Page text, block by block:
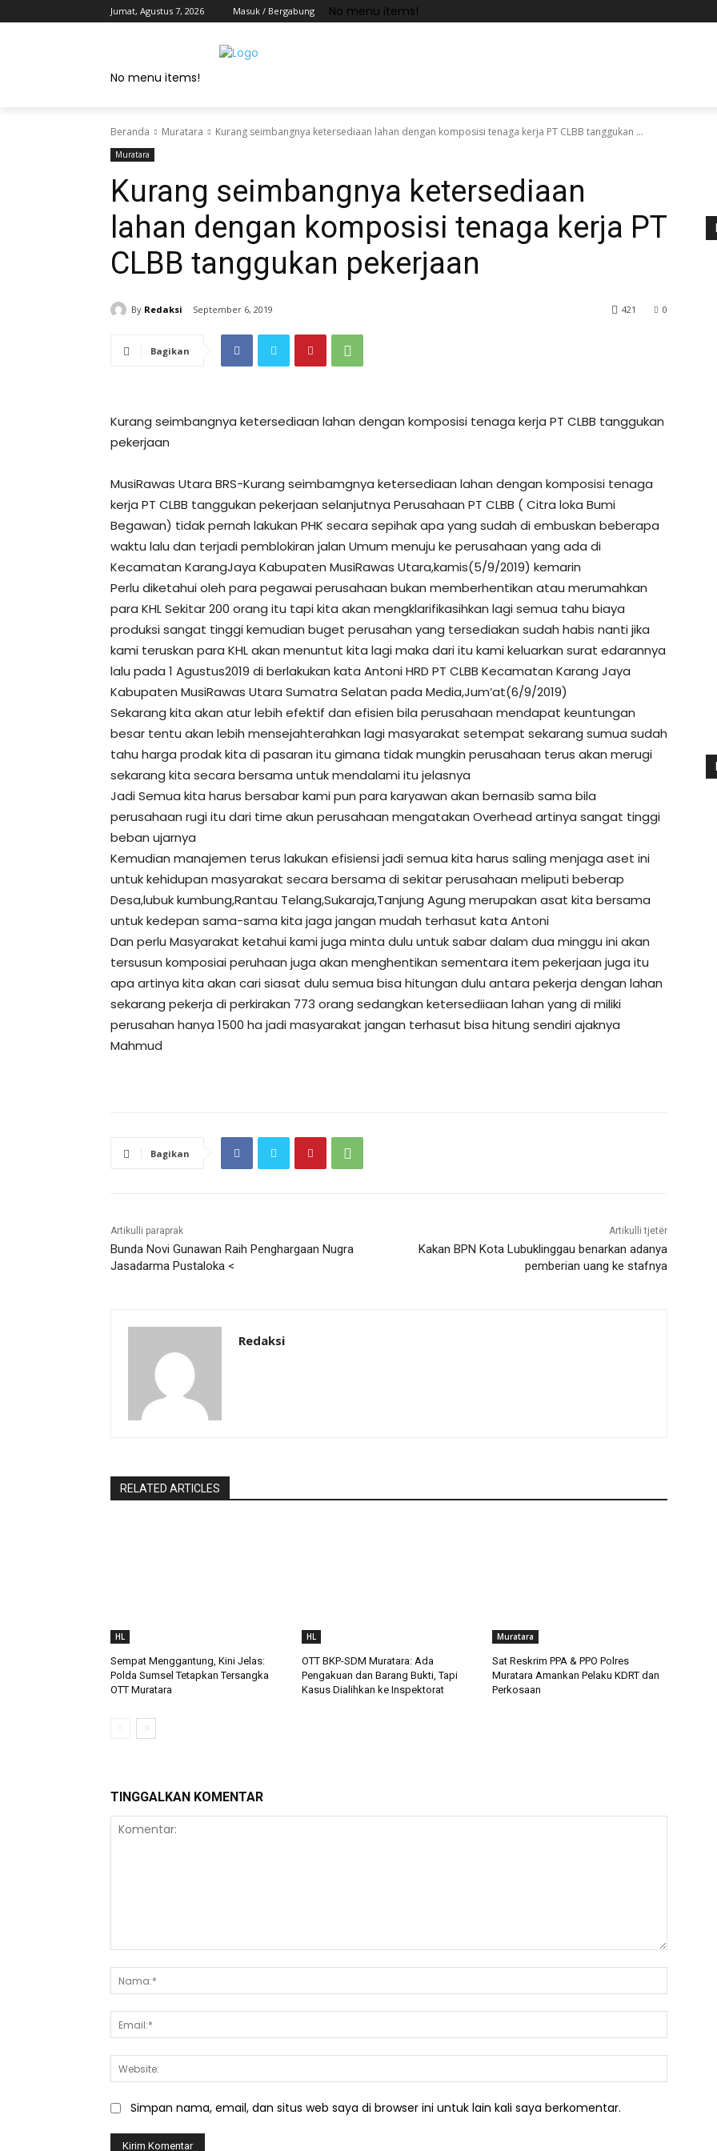
Jumat, Agustus 7, 2026 Masuk / Bergabung No menu items!
No menu items!
Beranda Muratara Kurang seimbangnya ketersediaan lahan dengan komposisi tenaga kerja PT CLBB tanggukan ...
Muratara
Kurang seimbangnya ketersediaan
lahan dengan komposisi tenaga kerja PT
CLBB tanggukan pekerjaan
By Redaksi September 6, 2019 0
421
Bagikan
Kurang seimbangnya ketersediaan lahan dengan komposisi tenaga kerja PT CLBB tanggukan
pekerjaan
MusiRawas Utara BRS-Kurang seimbamgnya ketersediaan lahan dengan komposisi tenaga
kerja PT CLBB tanggukan pekerjaan selanjutnya Perusahaan PT CLBB ( Citra loka Bumi
Begawan) tidak pernah lakukan PHK secara sepihak apa yang sudah di embuskan beberapa
waktu lalu dan terjadi pemblokiran jalan Umum menuju ke perusahaan yang ada di
Kecamatan KarangJaya Kabupaten MusiRawas Utara,kamis(5/9/2019) kemarin
Perlu diketahui oleh para pegawai perusahaan bukan memberhentikan atau merumahkan
para KHL Sekitar 200 orang itu tapi kita akan mengklarifikasihkan lagi semua tahu biaya
produksi sangat tinggi kemudian buget perusahan yang tersediakan sudah habis nanti jika
kami teruskan para KHL akan menuntut kita lagi maka dari itu kami keluarkan surat edarannya
lalu pada 1 Agustus2019 di berlakukan kata Antoni HRD PT CLBB Kecamatan Karang Jaya
Kabupaten MusiRawas Utara Sumatra Selatan pada Media,Jum’at(6/9/2019)
Sekarang kita akan atur lebih efektif dan efisien bila perusahaan mendapat keuntungan
besar tentu akan lebih mensejahterahkan lagi masyarakat setempat sekarang sumua sudah
tahu harga prodak kita di pasaran itu gimana tidak mungkin perusahaan terus akan merugi
sekarang kita secara bersama untuk mendalami itu jelasnya
Jadi Semua kita harus bersabar kami pun para karyawan akan bernasib sama bila
perusahaan rugi itu dari time akun perusahaan mengatakan Overhead artinya sangat tinggi
beban ujarnya
Kemudian manajemen terus lakukan efisiensi jadi semua kita harus saling menjaga aset ini
untuk kehidupan masyarakat secara bersama di sekitar perusahaan meliputi beberap
Desa,lubuk kumbung,Rantau Telang,Sukaraja,Tanjung Agung merupakan asat kita bersama
untuk kedepan sama-sama kita jaga jangan mudah terhasut kata Antoni
Dan perlu Masyarakat ketahui kami juga minta dulu untuk sabar dalam dua minggu ini akan
tersusun komposiai peruhaan juga akan menghentikan sementara item pekerjaan juga itu
apa artinya kita akan cari siasat dulu semua bisa hitungan dulu antara pekerja dengan lahan
sekarang pekerja di perkirakan 773 orang sedangkan ketersediiaan lahan yang di miliki
perusahan hanya 1500 ha jadi masyarakat jangan terhasut bisa hitung sendiri ajaknya
Mahmud
Bagikan
Artikulli paraprak
Bunda Novi Gunawan Raih Penghargaan Nugra
Jasadarma Pustaloka <
Artikulli tjetër
Kakan BPN Kota Lubuklinggau benarkan adanya
pemberian uang ke stafnya
Redaksi
RELATED ARTICLES
HL
Sempat Menggantung, Kini Jelas:
Polda Sumsel Tetapkan Tersangka
OTT Muratara
HL
OTT BKP-SDM Muratara: Ada
Pengakuan dan Barang Bukti, Tapi
Kasus Dialihkan ke Inspektorat
Muratara
Sat Reskrim PPA & PPO Polres
Muratara Amankan Pelaku KDRT dan
Perkosaan
TINGGALKAN KOMENTAR
Simpan nama, email, dan situs web saya di browser ini untuk lain kali saya berkomentar.